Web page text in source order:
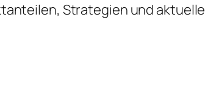
Strategien und